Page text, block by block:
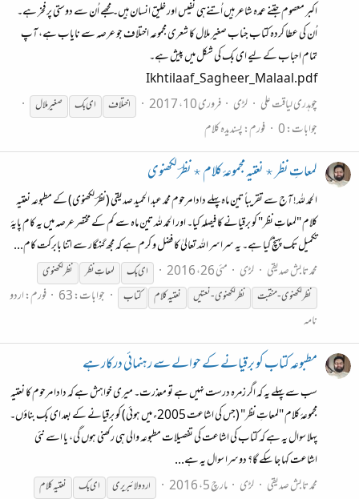
اکبر معصوم جتنے عمدہ شاعر ہیں اُتنےہی نفیس اور خلیق انسان ہیں۔ مجھے اُن سے دوستی پر فخر ہے۔
اُن کی عطا کردہ کتاب جناب صغیر ملال کا شعری مجموعہ اختلاف جو عرصہ سے نایاب ہے، آپ
تمام احباب کے لیے ای بک کی شکل میں پیش ہے۔
Ikhtilaaf_Sagheer_Malaal.pdf
چوہدری لیاقت علی لڑی فروری 10، 2017 اختلاف ایبک صغیر ملال
جوابات: 0 فورم:پسندیدہ کلام
لمعاتِ نظر ٭ نعتیہ مجموعۂ کلام ٭ نظرؔ لکھنوی
الحمد للہ! آج سے تقریباً تین ماہ پہلے دادا مرحوم محمد عبد الحمید صدیقی (نظرؔ لکھنوی) کے مطبوعہ نعتیہ
کلام "لمعاتِ نظر" کو برقیانے کا فیصلہ کیا۔ اور الحمد للہ تین ماہ سے کم کے مختصر عرصہ میں یہ کام پایۂ
تکمیل تک پہنچ گیا ہے۔ یہ سراسر اللہ تعالیٰ کا فضل و کرم ہے کہ مجھ گنہگار سے اتنا بابرکت کام...
محمد تابش صدیقی
لڑی مئی 26، 2016 ایبک لمعاتِ نظر
نظر لکھنوی
نظر لکھنوی - منقبت
نظر لکھنوی - نعتیں نعتیہ کلام کتاب جوابات: 63 فورم:اردو
نامہ
مطبوعہ کتاب کو برقیانے کے حوالے سے رہنمائی درکار ہے
سب سے پہلے یہ کہ اگر زمرہ درست نہیں ہے تو معذرت۔ میری خواہش ہے کہ دادا مرحوم کا نعتیہ
مجموعۂ کلام "لمعاتِ نظر" (جس کی اشاعت 2005ء میں ہوئی) کو برقیانے کے بعد ای بک بناؤں۔
پہلا سوال یہ ہے کہ کتاب کی اشاعت کی تفصیلات مطبوعہ والی ہی رکھنی ہوں گی، یا اسے نئی
اشاعت کہا جا سکے گا؟ دوسرا سوال یہ ہے...
محمد تابش صدیقی
لڑی مارچ 5، 2016 اردو لائبریری ایبک
نعتیہ کلام